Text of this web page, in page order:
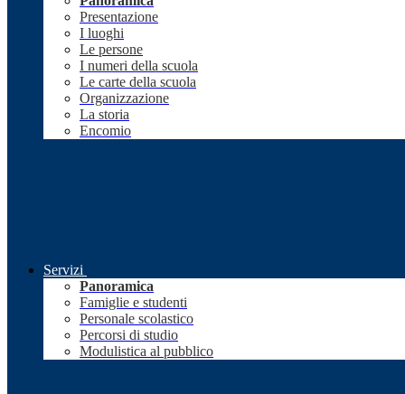
Presentazione
I luoghi
Le persone
I numeri della scuola
Le carte della scuola
Organizzazione
La storia
Encomio
Servizi
Panoramica
Famiglie e studenti
Personale scolastico
Percorsi di studio
Modulistica al pubblico